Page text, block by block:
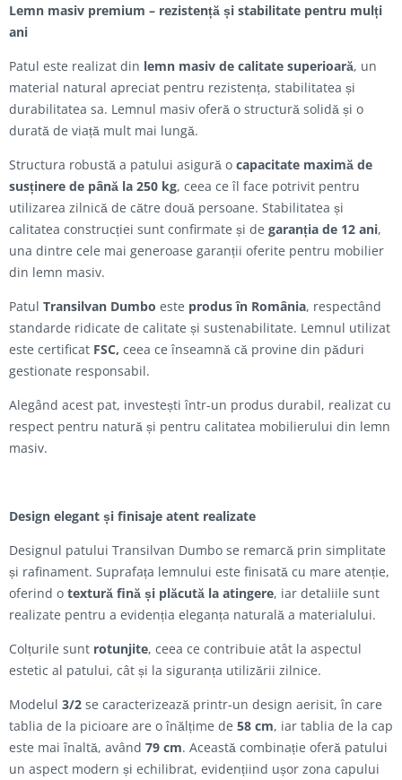
Lemn masiv premium – rezistență și stabilitate pentru mulți
ani
Patul este realizat din lemn masiv de calitate superioară, un
material natural apreciat pentru rezistența, stabilitatea și
durabilitatea sa. Lemnul masiv oferă o structură solidă și o
durată de viață mult mai lungă.
Structura robustă a patului asigură o capacitate maximă de
susținere de până la 250 kg, ceea ce îl face potrivit pentru
utilizarea zilnică de către două persoane. Stabilitatea și
calitatea construcției sunt confirmate și de garanția de 12 ani,
una dintre cele mai generoase garanții oferite pentru mobilier
din lemn masiv.
Patul Transilvan Dumbo este produs în România, respectând
standarde ridicate de calitate și sustenabilitate. Lemnul utilizat
este certificat FSC, ceea ce înseamnă că provine din păduri
gestionate responsabil.
Alegând acest pat, investești într-un produs durabil, realizat cu
respect pentru natură și pentru calitatea mobilierului din lemn
masiv.
Design elegant și finisaje atent realizate
Designul patului Transilvan Dumbo se remarcă prin simplitate
și rafinament. Suprafața lemnului este finisată cu mare atenție,
oferind o textură fină și plăcută la atingere, iar detaliile sunt
realizate pentru a evidenția eleganța naturală a materialului.
Colțurile sunt rotunjite, ceea ce contribuie atât la aspectul
estetic al patului, cât și la siguranța utilizării zilnice.
Modelul 3/2 se caracterizează printr-un design aerisit, în care
tablia de la picioare are o înălțime de 58 cm, iar tablia de la cap
este mai înaltă, având 79 cm. Această combinație oferă patului
un aspect modern și echilibrat, evidențiind ușor zona capului